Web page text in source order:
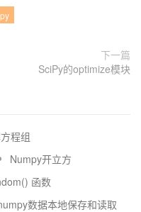
下一篇
SciPy的optimize模块
程组
Numpy开立方
函数
数据本地保存和读取